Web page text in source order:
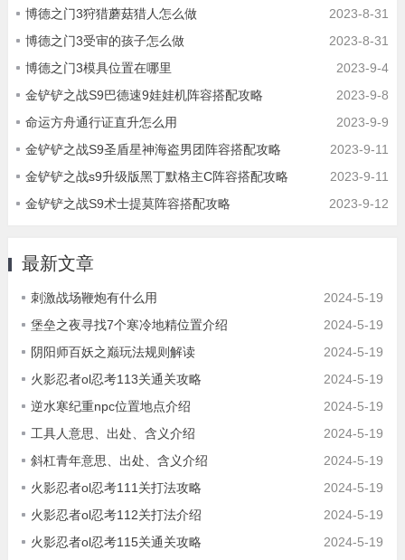
2023-8-31
博德之门3狩猎蘑菇猎人怎么做
2023-8-31
博德之门3受审的孩子怎么做
2023-9-4
博德之门3模具位置在哪里
2023-9-8
金铲铲之战S9巴德速9娃娃机阵容搭配攻略
2023-9-9
命运方舟通行证直升怎么用
2023-9-11
金铲铲之战S9圣盾星神海盗男团阵容搭配攻略
2023-9-11
金铲铲之战s9升级版黑丁默格主C阵容搭配攻略
2023-9-12
金铲铲之战S9术士提莫阵容搭配攻略
最新文章
2024-5-19
刺激战场鞭炮有什么用
2024-5-19
堡垒之夜寻找7个寒冷地精位置介绍
2024-5-19
阴阳师百妖之巅玩法规则解读
2024-5-19
火影忍者ol忍考113关通关攻略
2024-5-19
逆水寒纪重npc位置地点介绍
2024-5-19
工具人意思、出处、含义介绍
2024-5-19
斜杠青年意思、出处、含义介绍
2024-5-19
火影忍者ol忍考111关打法攻略
2024-5-19
火影忍者ol忍考112关打法介绍
2024-5-19
火影忍者ol忍考115关通关攻略